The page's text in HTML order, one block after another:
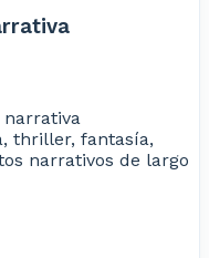
narrativa
thriller, fantasía,
narrativos de largo